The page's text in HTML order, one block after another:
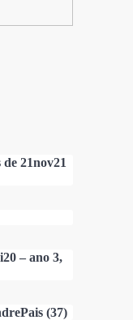
21nov21
– ano 3,
(37)